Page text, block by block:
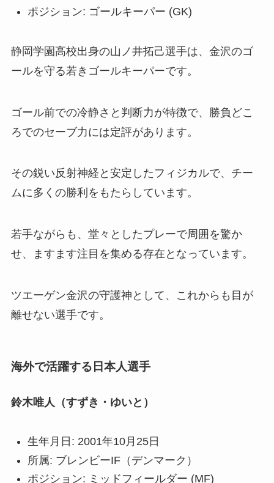
ポジション: ゴールキーパー (GK)
静岡学園高校出身の山ノ井拓己選手は、金沢のゴ
ールを守る若きゴールキーパーです。
ゴール前での冷静さと判断力が特徴で、勝負どこ
ろでのセーブ力には定評があります。
その鋭い反射神経と安定したフィジカルで、チー
ムに多くの勝利をもたらしています。
若手ながらも、堂々としたプレーで周囲を驚か
せ、ますます注目を集める存在となっています。
ツエーゲン金沢の守護神として、これからも目が
離せない選手です。
海外で活躍する日本人選手
鈴木唯人（すずき・ゆいと）
生年月日: 2001年10月25日
所属: ブレンビーIF（デンマーク）
ポジション: ミッドフィールダー (MF)